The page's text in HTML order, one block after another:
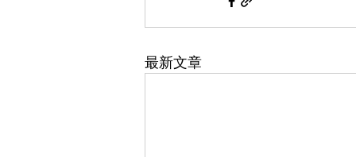
最新文章